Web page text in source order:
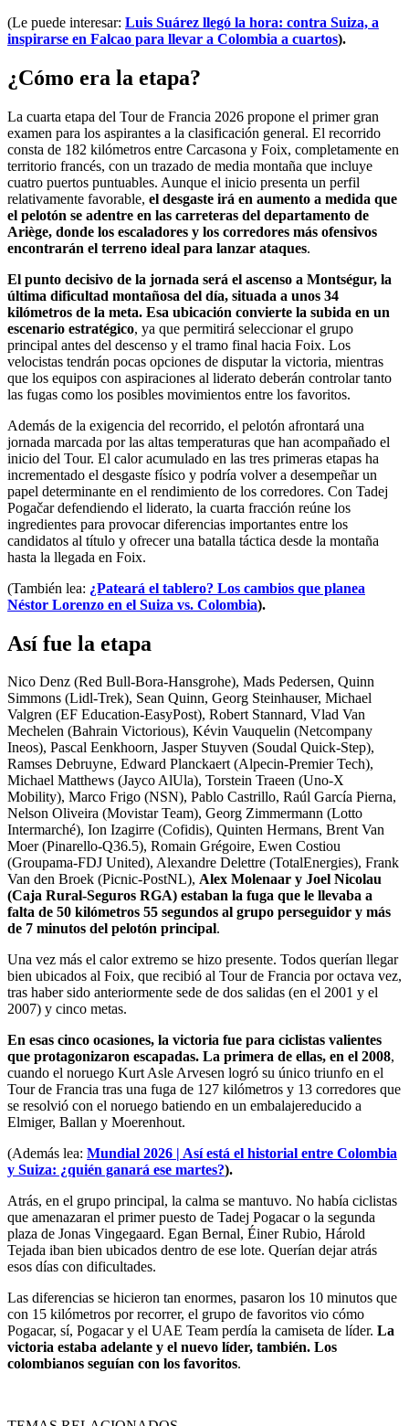
(Le puede interesar: Luis Suárez llegó la hora: contra Suiza, a
inspirarse en Falcao para llevar a Colombia a cuartos).
¿Cómo era la etapa?
La cuarta etapa del Tour de Francia 2026 propone el primer gran
examen para los aspirantes a la clasificación general. El recorrido
consta de 182 kilómetros entre Carcasona y Foix, completamente en
territorio francés, con un trazado de media montaña que incluye
cuatro puertos puntuables. Aunque el inicio presenta un perfil
relativamente favorable, el desgaste irá en aumento a medida que
el pelotón se adentre en las carreteras del departamento de
Ariège, donde los escaladores y los corredores más ofensivos
encontrarán el terreno ideal para lanzar ataques.
El punto decisivo de la jornada será el ascenso a Montségur, la
última dificultad montañosa del día, situada a unos 34
kilómetros de la meta. Esa ubicación convierte la subida en un
escenario estratégico, ya que permitirá seleccionar el grupo
principal antes del descenso y el tramo final hacia Foix. Los
velocistas tendrán pocas opciones de disputar la victoria, mientras
que los equipos con aspiraciones al liderato deberán controlar tanto
las fugas como los posibles movimientos entre los favoritos.
Además de la exigencia del recorrido, el pelotón afrontará una
jornada marcada por las altas temperaturas que han acompañado el
inicio del Tour. El calor acumulado en las tres primeras etapas ha
incrementado el desgaste físico y podría volver a desempeñar un
papel determinante en el rendimiento de los corredores. Con Tadej
Pogačar defendiendo el liderato, la cuarta fracción reúne los
ingredientes para provocar diferencias importantes entre los
candidatos al título y ofrecer una batalla táctica desde la montaña
hasta la llegada en Foix.
(También lea: ¿Pateará el tablero? Los cambios que planea
Néstor Lorenzo en el Suiza vs. Colombia).
Así fue la etapa
Nico Denz (Red Bull-Bora-Hansgrohe), Mads Pedersen, Quinn
Simmons (Lidl-Trek), Sean Quinn, Georg Steinhauser, Michael
Valgren (EF Education-EasyPost), Robert Stannard, Vlad Van
Mechelen (Bahrain Victorious), Kévin Vauquelin (Netcompany
Ineos), Pascal Eenkhoorn, Jasper Stuyven (Soudal Quick-Step),
Ramses Debruyne, Edward Planckaert (Alpecin-Premier Tech),
Michael Matthews (Jayco AlUla), Torstein Traeen (Uno-X
Mobility), Marco Frigo (NSN), Pablo Castrillo, Raúl García Pierna,
Nelson Oliveira (Movistar Team), Georg Zimmermann (Lotto
Intermarché), Ion Izagirre (Cofidis), Quinten Hermans, Brent Van
Moer (Pinarello-Q36.5), Romain Grégoire, Ewen Costiou
(Groupama-FDJ United), Alexandre Delettre (TotalEnergies), Frank
Van den Broek (Picnic-PostNL), Alex Molenaar y Joel Nicolau
(Caja Rural-Seguros RGA) estaban la fuga que le llevaba a
falta de 50 kilómetros 55 segundos al grupo perseguidor y más
de 7 minutos del pelotón principal.
Una vez más el calor extremo se hizo presente. Todos querían llegar
bien ubicados al Foix, que recibió al Tour de Francia por octava vez,
tras haber sido anteriormente sede de dos salidas (en el 2001 y el
2007) y cinco metas.
En esas cinco ocasiones, la victoria fue para ciclistas valientes
que protagonizaron escapadas. La primera de ellas, en el 2008,
cuando el noruego Kurt Asle Arvesen logró su único triunfo en el
Tour de Francia tras una fuga de 127 kilómetros y 13 corredores que
se resolvió con el noruego batiendo en un embalajereducido a
Elmiger, Ballan y Moerenhout.
(Además lea: Mundial 2026 | Así está el historial entre Colombia
y Suiza: ¿quién ganará ese martes?).
Atrás, en el grupo principal, la calma se mantuvo. No había ciclistas
que amenazaran el primer puesto de Tadej Pogacar o la segunda
plaza de Jonas Vingegaard. Egan Bernal, Éiner Rubio, Hárold
Tejada iban bien ubicados dentro de ese lote. Querían dejar atrás
esos días con dificultades.
Las diferencias se hicieron tan enormes, pasaron los 10 minutos que
con 15 kilómetros por recorrer, el grupo de favoritos vio cómo
Pogacar, sí, Pogacar y el UAE Team perdía la camiseta de líder. La
victoria estaba adelante y el nuevo líder, también. Los
colombianos seguían con los favoritos.